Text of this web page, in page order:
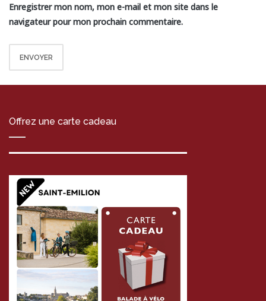
Enregistrer mon nom, mon e-mail et mon site dans le
navigateur pour mon prochain commentaire.
Offrez une carte cadeau